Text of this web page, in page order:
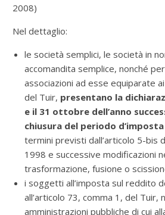
2008)
Nel dettaglio:
le società semplici, le società in
accomandita semplice, nonché
associazioni ad esse equiparate
del Tuir, presentano la
e il 31 ottobre dell’anno
chiusura del periodo d’imposta
termini previsti dall’articolo 5-bis
1998 e successive modificazioni
trasformazione, fusione o
i soggetti all’imposta sul reddito
all’articolo 73, comma 1, del Tuir,
amministrazioni pubbliche di cui